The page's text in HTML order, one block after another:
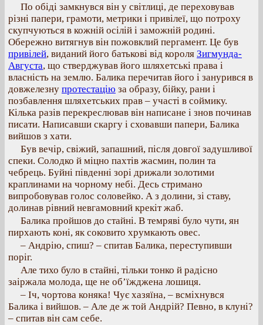
По обіді замкнувся він у світлиці, де переховував
різні папери, грамоти, метрики і привілеї, що потроху
скупчуються в кожній осілій і заможній родині.
Обережно витягнув він пожовклий пергамент. Це був
привілей, виданий його батькові від короля Зигмунда-
Августа, що стверджував його шляхетські права і
власність на землю. Балика перечитав його і занурився в
довжелезну протестацію за образу, бійку, рани і
позбавлення шляхетських прав – участі в соймику.
Кілька разів перекреслював він написане і знов починав
писати. Написавши скаргу і сховавши папери, Балика
вийшов з хати.
Був вечір, свіжий, запашний, після довгої задушливої
спеки. Солодко й міцно пахтів жасмин, полин та
чебрець. Буйні південні зорі дрижали золотими
краплинами на чорному небі. Десь стримано
випробовував голос соловейко. А з долини, зі ставу,
долинав рівний невгамовний крекіт жаб.
Балика пройшов до стайні. В темряві було чути, ян
пирхають коні, як соковито хрумкають овес.
– Андрію, спиш? – спитав Балика, переступивши
поріг.
Але тихо було в стайні, тільки тонко й радісно
заіржала молода, ще не об’їжджена лошиця.
– Іч, чортова коняка! Чує хазяїна, – всміхнувся
Балика і вийшов. – Але де ж той Андрій? Певно, в клуні?
– спитав він сам себе.